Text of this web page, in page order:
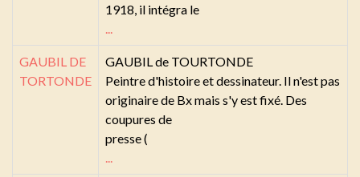
1918, il intégra le
GAUBIL DE
TORTONDE
GAUBIL de TOURTONDE
Peintre d'histoire et dessinateur. Il n'est pas
originaire de Bx mais s'y est fixé. Des
coupures de
presse (